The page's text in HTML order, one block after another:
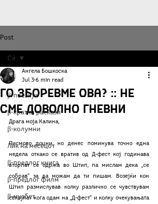
Post
Сè
β-поезија
β-кратки раскази
β-колумни
Лик на месецот
β-предлог книга
β-предлог филм
β-муабет
Сè
Го зборевме ова? :: Не
сме доволно гневни
Ангела Бошкоска
Jul 3 6 min read
Драга моја Калина,
Писмово доцни, но денес поминува точно една
недела откако се вратив од Д-фест кој годинава
вторпат се одржа во Штип, па мислам дека „се
собрав“ за да можам да ти пишам. Возејќи кон
Штип размислував колку различно се чувствувам
секојпат кога одам на „Д-фест“ и колку очекувањата